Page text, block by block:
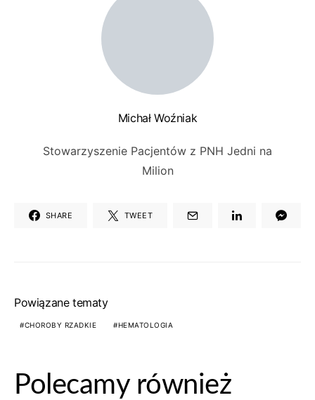
Michał Woźniak
Stowarzyszenie Pacjentów z PNH Jedni na
Milion
SHARE TWEET
Powiązane tematy
CHOROBY RZADKIE HEMATOLOGIA
Polecamy również